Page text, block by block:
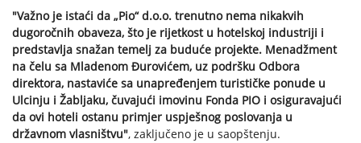
"Važno je istaći da „Pio“ d.o.o. trenutno nema nikakvih
dugoročnih obaveza, što je rijetkost u hotelskoj industriji i
predstavlja snažan temelj za buduće projekte. Menadžment
na čelu sa Mladenom Đurovićem, uz podršku Odbora
direktora, nastaviće sa unapređenjem turističke ponude u
Ulcinju i Žabljaku, čuvajući imovinu Fonda PIO i osiguravajući
da ovi hoteli ostanu primjer uspješnog poslovanja u
državnom vlasništvu", zaključeno je u saopštenju.